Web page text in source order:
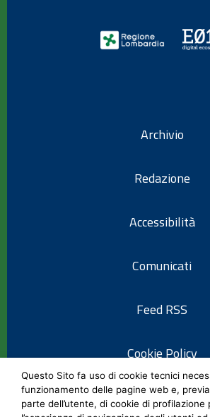
Archivio
Redazione
Accessibilità
Comunicati
Feed RSS
Cookie Policy
Informativa
Questo Sito fa uso di cookie tecnici
funzionamento delle pagine web e,
parte dell’utente, di cookie di profilazione